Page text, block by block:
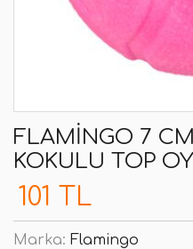
FLAMINGO 7
KOKULU TOP
101 TL
Marka: Flamingo